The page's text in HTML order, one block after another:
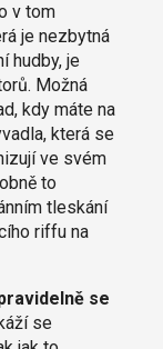
v tom
je nezbytná
hudby, je
Možná
kdy máte na
která se
ve svém
to
tleskání
riffu na
se
se